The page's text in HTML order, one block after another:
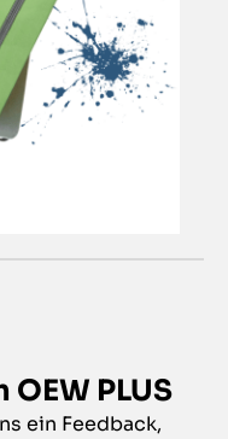
PLUS
ein Feedback,